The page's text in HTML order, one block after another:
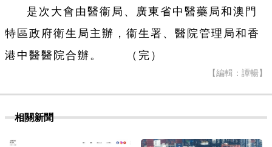
是次大會由醫衞局、廣東省中醫藥局和澳門
特區政府衛生局主辦，衞生署、醫院管理局和香
港中醫醫院合辦。 （完）
【編輯：譚暢】
相關新聞